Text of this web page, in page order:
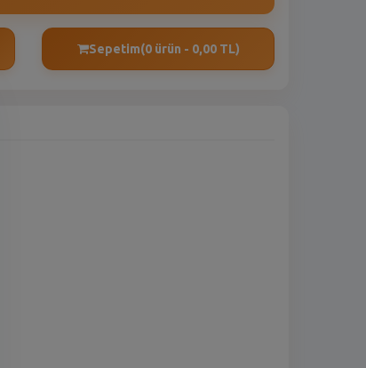
Sepetim(0 ürün - 0,00 TL)